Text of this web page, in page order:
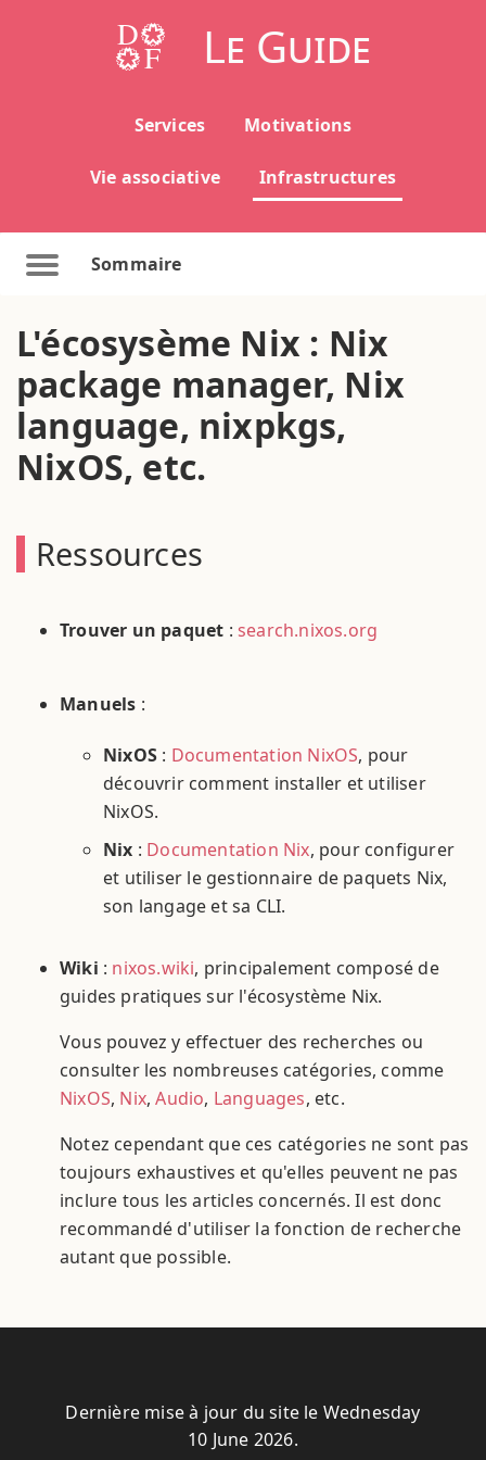
Le Guide
Services Motivations
Vie associative Infrastructures
Sommaire
L'écosysème Nix : Nix
package manager, Nix
language, nixpkgs,
NixOS, etc.
Ressources
Trouver un paquet :search.nixos.org
Manuels :
NixOS : Documentation NixOS, pour
découvrir comment installer et utiliser
NixOS.
Nix : Documentation Nix, pour configurer
et utiliser le gestionnaire de paquets Nix,
son langage et sa CLI.
Wiki : nixos.wiki, principalement composé de
guides pratiques sur l'écosystème Nix.
Vous pouvez y effectuer des recherches ou
consulter les nombreuses catégories, comme
NixOS, Nix,Audio, Languages, etc.
Notez cependant que ces catégories ne sont pas
toujours exhaustives et qu'elles peuvent ne pas
inclure tous les articles concernés. Il est donc
recommandé d'utiliser la fonction de recherche
autant que possible.
Dernière mise à jour du site le Wednesday
10 June 2026.